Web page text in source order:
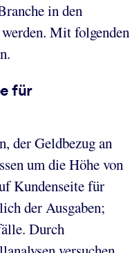
in den
Mit folgenden
für
der Geldbezug an
um die Höhe von
Kundenseite für
der Ausgaben;
Durch